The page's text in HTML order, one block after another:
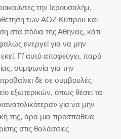
την Ιερουσαλήμ,
των ΑΟΖ Κύπρου και
στα πόδια της Αθήνας, κάτι
ενεργεί για να μην
Γι’ αυτό αποφεύγει, παρά
συμφωνία για την
δε σε συμβουλές
εξωτερικών, όπως θέσει τα
για να μην
της, άρα μια προσπάθεια
στις θαλάσσιες